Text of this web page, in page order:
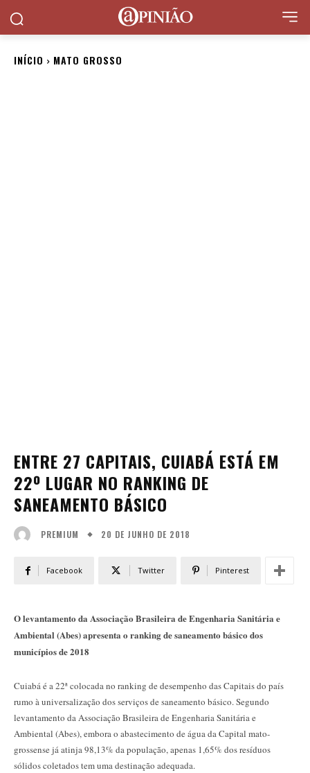
INÍCIO MATO GROSSO
ENTRE 27 CAPITAIS, CUIABÁ ESTÁ EM
22º LUGAR NO RANKING DE
SANEAMENTO BÁSICO
PREMIUM 20 DE JUNHO DE 2018
Facebook Twitter Pinterest
O levantamento da Associação Brasileira de Engenharia Sanitária e
Ambiental (Abes) apresenta o ranking de saneamento básico dos
municípios de 2018
Cuiabá é a 22ª colocada no ranking de desempenho das Capitais do país
rumo à universalização dos serviços de saneamento básico. Segundo
levantamento da Associação Brasileira de Engenharia Sanitária e
Ambiental (Abes), embora o abastecimento de água da Capital mato-
grossense já atinja 98,13% da população, apenas 1,65% dos resíduos
sólidos coletados tem uma destinação adequada.